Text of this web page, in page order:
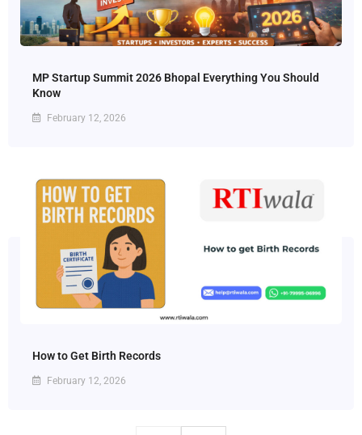
MP Startup Summit 2026 Bhopal Everything You Should
Know
February 12, 2026
How to Get Birth Records
February 12, 2026